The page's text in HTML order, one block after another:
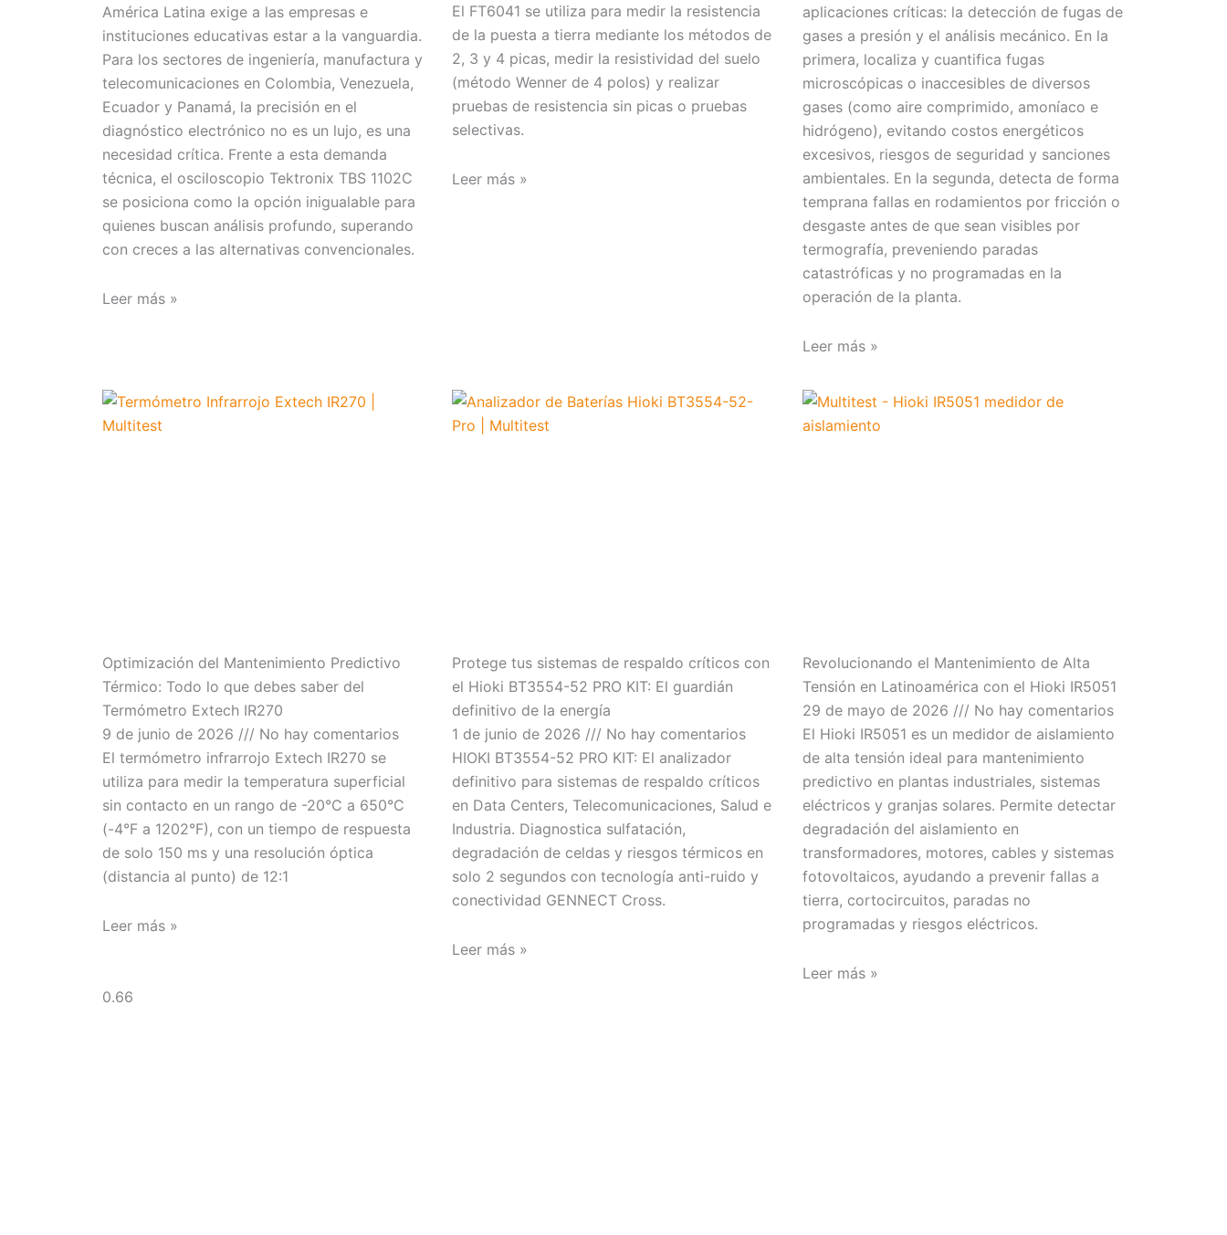
América Latina exige a las empresas e
instituciones educativas estar a la vanguardia.
Para los sectores de ingeniería, manufactura y
telecomunicaciones en Colombia, Venezuela,
Ecuador y Panamá, la precisión en el
diagnóstico electrónico no es un lujo, es una
necesidad crítica. Frente a esta demanda
técnica, el osciloscopio Tektronix TBS 1102C
se posiciona como la opción inigualable para
quienes buscan análisis profundo, superando
con creces a las alternativas convencionales.
Leer más »
El FT6041 se utiliza para medir la resistencia
de la puesta a tierra mediante los métodos de
2, 3 y 4 picas, medir la resistividad del suelo
(método Wenner de 4 polos) y realizar
pruebas de resistencia sin picas o pruebas
selectivas.
Leer más »
aplicaciones críticas: la detección de fugas de
gases a presión y el análisis mecánico. En la
primera, localiza y cuantifica fugas
microscópicas o inaccesibles de diversos
gases (como aire comprimido, amoníaco e
hidrógeno), evitando costos energéticos
excesivos, riesgos de seguridad y sanciones
ambientales. En la segunda, detecta de forma
temprana fallas en rodamientos por fricción o
desgaste antes de que sean visibles por
termografía, preveniendo paradas
catastróficas y no programadas en la
operación de la planta.
Leer más »
Optimización del Mantenimiento Predictivo
Térmico: Todo lo que debes saber del
Termómetro Extech IR270
9 de junio de 2026
No hay comentarios
El termómetro infrarrojo Extech IR270 se
utiliza para medir la temperatura superficial
sin contacto en un rango de -20°C a 650°C
(-4°F a 1202°F), con un tiempo de respuesta
de solo 150 ms y una resolución óptica
(distancia al punto) de 12:1
Leer más »
Protege tus sistemas de respaldo críticos con
el Hioki BT3554-52 PRO KIT: El guardián
definitivo de la energía
1 de junio de 2026
No hay comentarios
HIOKI BT3554-52 PRO KIT: El analizador
definitivo para sistemas de respaldo críticos
en Data Centers, Telecomunicaciones, Salud e
Industria. Diagnostica sulfatación,
degradación de celdas y riesgos térmicos en
solo 2 segundos con tecnología anti-ruido y
conectividad GENNECT Cross.
Leer más »
Revolucionando el Mantenimiento de Alta
Tensión en Latinoamérica con el Hioki IR5051
29 de mayo de 2026
No hay comentarios
El Hioki IR5051 es un medidor de aislamiento
de alta tensión ideal para mantenimiento
predictivo en plantas industriales, sistemas
eléctricos y granjas solares. Permite detectar
degradación del aislamiento en
transformadores, motores, cables y sistemas
fotovoltaicos, ayudando a prevenir fallas a
tierra, cortocircuitos, paradas no
programadas y riesgos eléctricos.
Leer más »